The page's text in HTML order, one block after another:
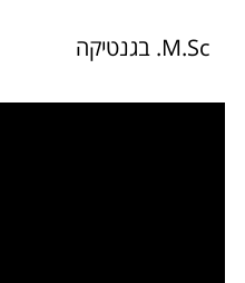
M.Sc. בגנטיקה